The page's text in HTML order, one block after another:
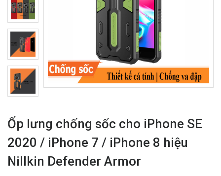
Ốp lưng chống sốc cho iPhone SE
2020 / iPhone 7 / iPhone 8 hiệu
Nillkin Defender Armor